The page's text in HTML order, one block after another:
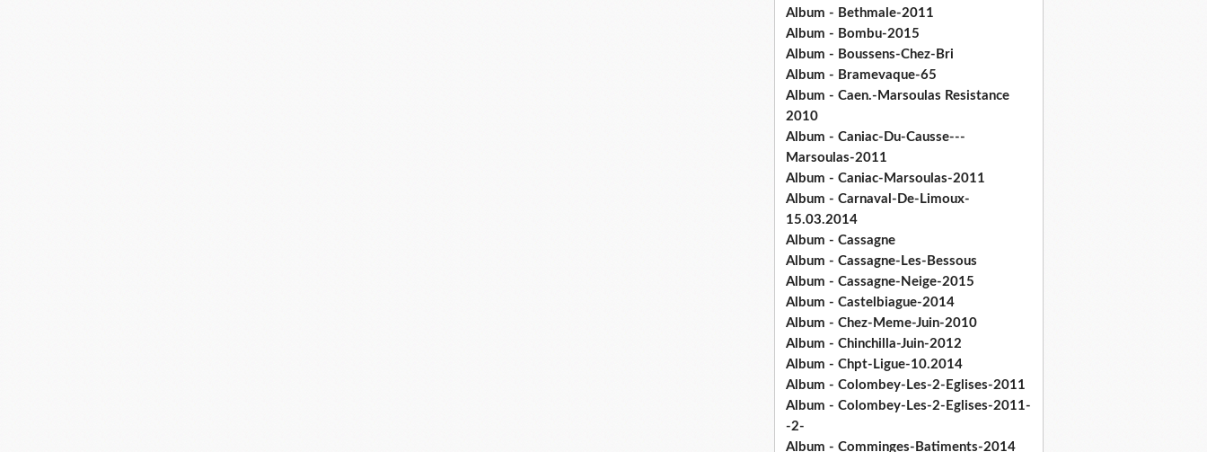
Album - Bethmale-2011
Album - Bombu-2015
Album - Boussens-Chez-Bri
Album - Bramevaque-65
Album - Caen.-Marsoulas Resistance
2010
Album - Caniac-Du-Causse---
Marsoulas-2011
Album - Caniac-Marsoulas-2011
Album - Carnaval-De-Limoux-
15.03.2014
Album - Cassagne
Album - Cassagne-Les-Bessous
Album - Cassagne-Neige-2015
Album - Castelbiague-2014
Album - Chez-Meme-Juin-2010
Album - Chinchilla-Juin-2012
Album - Chpt-Ligue-10.2014
Album - Colombey-Les-2-Eglises-2011
Album - Colombey-Les-2-Eglises-2011-
-2-
Album - Comminges-Batiments-2014